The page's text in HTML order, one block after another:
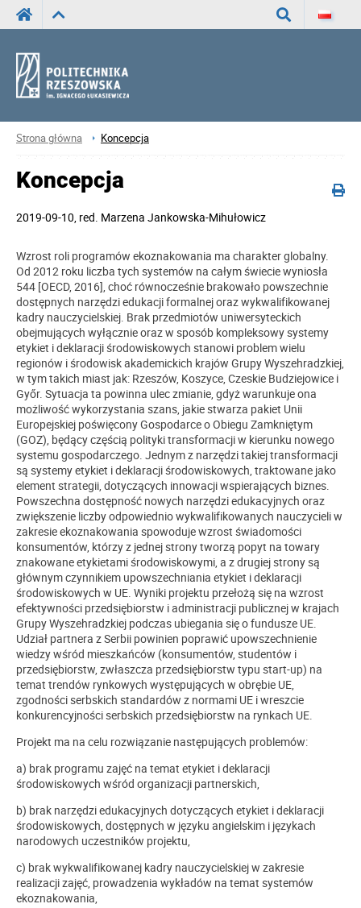
Strona główna Koncepcja
Koncepcja
2019-09-10, red. Marzena Jankowska-Mihułowicz
Wzrost roli programów ekoznakowania ma charakter globalny.
Od 2012 roku liczba tych systemów na całym świecie wyniosła
544 [OECD, 2016], choć równocześnie brakowało powszechnie
dostępnych narzędzi edukacji formalnej oraz wykwalifikowanej
kadry nauczycielskiej. Brak przedmiotów uniwersyteckich
obejmujących wyłącznie oraz w sposób kompleksowy systemy
etykiet i deklaracji środowiskowych stanowi problem wielu
regionów i środowisk akademickich krajów Grupy Wyszehradzkiej,
w tym takich miast jak: Rzeszów, Koszyce, Czeskie Budziejowice i
Győr. Sytuacja ta powinna ulec zmianie, gdyż warunkuje ona
możliwość wykorzystania szans, jakie stwarza pakiet Unii
Europejskiej poświęcony Gospodarce o Obiegu Zamkniętym
(GOZ), będący częścią polityki transformacji w kierunku nowego
systemu gospodarczego. Jednym z narzędzi takiej transformacji
są systemy etykiet i deklaracji środowiskowych, traktowane jako
element strategii, dotyczących innowacji wspierających biznes.
Powszechna dostępność nowych narzędzi edukacyjnych oraz
zwiększenie liczby odpowiednio wykwalifikowanych nauczycieli w
zakresie ekoznakowania spowoduje wzrost świadomości
konsumentów, którzy z jednej strony tworzą popyt na towary
znakowane etykietami środowiskowymi, a z drugiej strony są
głównym czynnikiem upowszechniania etykiet i deklaracji
środowiskowych w UE. Wyniki projektu przełożą się na wzrost
efektywności przedsiębiorstw i administracji publicznej w krajach
Grupy Wyszehradzkiej podczas ubiegania się o fundusze UE.
Udział partnera z Serbii powinien poprawić upowszechnienie
wiedzy wśród mieszkańców (konsumentów, studentów i
przedsiębiorstw, zwłaszcza przedsiębiorstw typu start-up) na
temat trendów rynkowych występujących w obrębie UE,
zgodności serbskich standardów z normami UE i wreszcie
konkurencyjności serbskich przedsiębiorstw na rynkach UE.
Projekt ma na celu rozwiązanie następujących problemów:
a) brak programu zajęć na temat etykiet i deklaracji
środowiskowych wśród organizacji partnerskich,
b) brak narzędzi edukacyjnych dotyczących etykiet i deklaracji
środowiskowych, dostępnych w języku angielskim i językach
narodowych uczestników projektu,
c) brak wykwalifikowanej kadry nauczycielskiej w zakresie
realizacji zajęć, prowadzenia wykładów na temat systemów
ekoznakowania,